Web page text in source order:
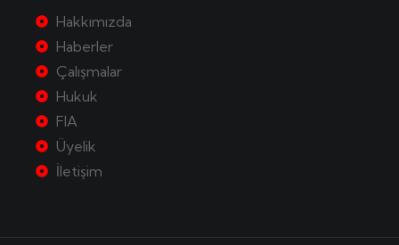
Hakkımızda
Haberler
Çalışmalar
Hukuk
FIA
Üyelik
İletişim